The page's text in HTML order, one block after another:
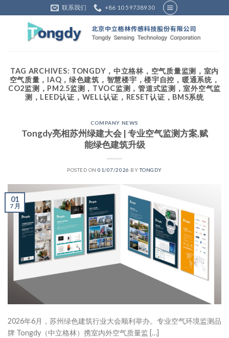
to
联系我们 +86 10 59738930
TAG ARCHIVES: TONGDY，中立格林，空气质量监测，室内
空气质量，IAQ，绿色建筑，智慧楼宇，楼宇自控，暖通系统，
CO2监测，PM2.5监测，TVOC监测，管道式监测，室外空气监
测，LEED认证，WELL认证，RESET认证，BMS系统
COMPANY NEWS
Tongdy亮相苏州绿建大会 | 专业空气监测方案,赋
能绿色建筑升级
POSTED ON01/07/2026 BYTONGDY
01
7 月
2026年6月，苏州绿色建筑行业大会顺利举办。专业空气环境监测品
牌 Tongdy（中立格林）携室内外空气质量监 […]